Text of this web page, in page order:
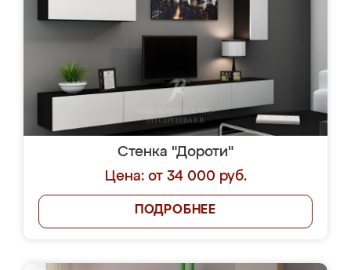
Стенка "Дороти"
Цена: от 34 000 руб.
ПОДРОБНЕЕ